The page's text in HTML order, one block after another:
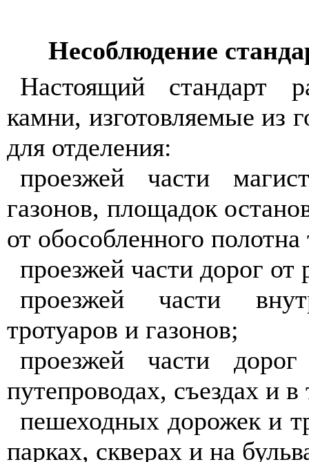
Несоблюдение
Настоящий стандарт
камни, изготовляемые из
для отделения:
проезжей части
газонов, площадок
от обособленного
проезжей части дорог от
проезжей части
тротуаров и газонов;
проезжей части
путепроводах, съездах и в
пешеходных дорожек и
парках, скверах и на